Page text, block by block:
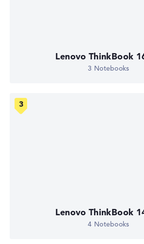
Lenovo ThinkBook
3 Notebooks
Lenovo ThinkBook
4 Notebooks